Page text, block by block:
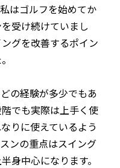
はゴルフを始めてか
受け続けていまし
グを改善するポイン
の経験が多少でもあ
でも実際は上手く使
りに使えているよう
ンの重点はスイング
身中心になります。